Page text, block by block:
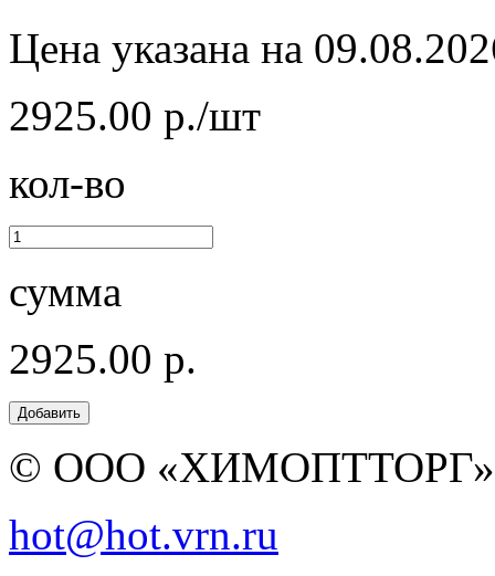
Цена указана на
2925.00 р./шт
кол-во
сумма
2925.00 р.
© ООО
hot@hot.vrn.ru